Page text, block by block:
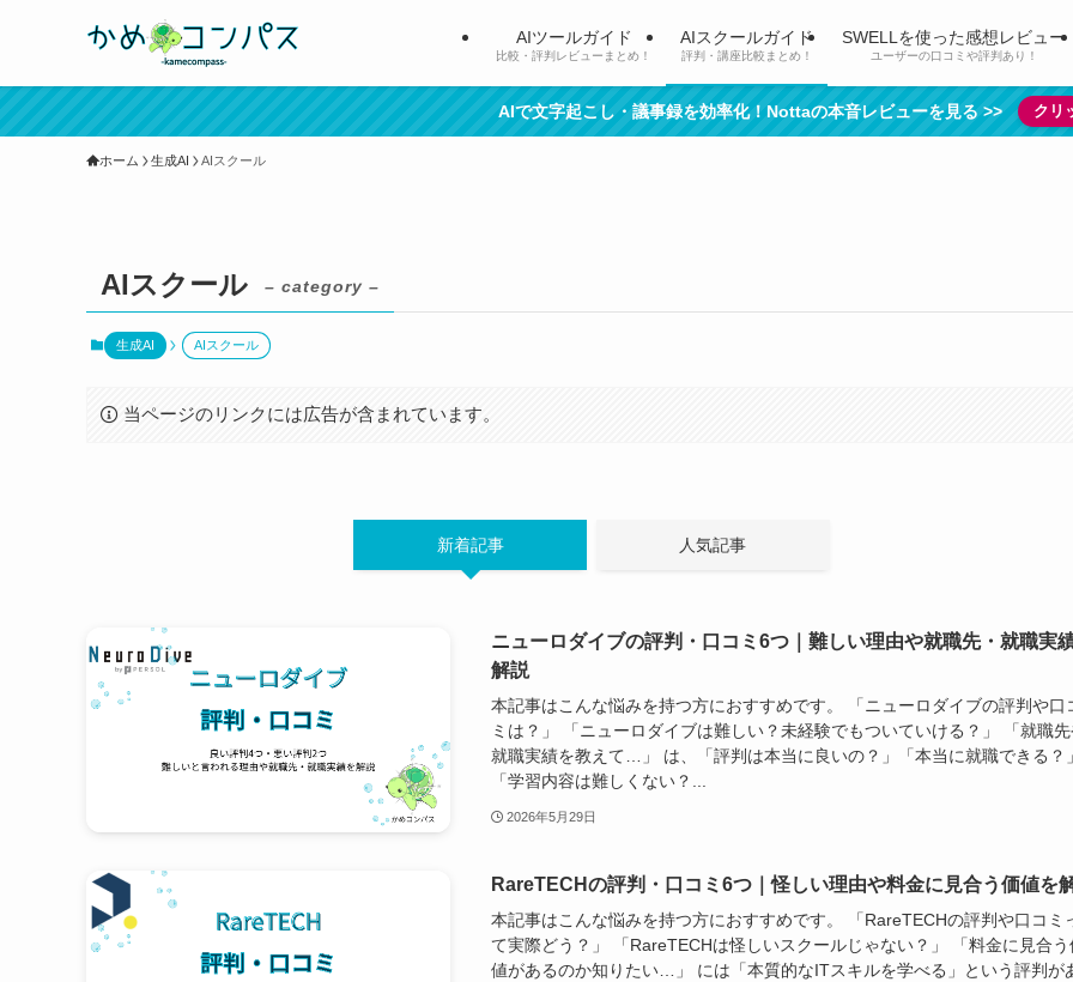
AIツールガイド
比較・評判レビューまとめ！
AIスクールガイド
評判・講座比較まとめ！
SWELLを使った感想レビュー
ユーザーの口コミや評判あり！
AIで文字起こし・議事録を効率化！Nottaの本音レビューを見る >> クリ
ホーム 生成AI AIスクール
AIスクール – category –
生成AI AIスクール
当ページのリンクには広告が含まれています。
新着記事 人気記事
ニューロダイブの評判・口コミ6つ｜難しい理由や就職先・就職実
解説
本記事はこんな悩みを持つ方におすすめです。 「ニューロダイブの評判や口
ミは？」 「ニューロダイブは難しい？未経験でもついていける？」 「就職
就職実績を教えて…」 は、「評判は本当に良いの？」「本当に就職できる？」
「学習内容は難しくない？...
2026年5月29日
RareTECHの評判・口コミ6つ｜怪しい理由や料金に見合う価値を
本記事はこんな悩みを持つ方におすすめです。 「RareTECHの評判や口コミ
て実際どう？」 「RareTECHは怪しいスクールじゃない？」 「料金に見合う
値があるのか知りたい…」 には「本質的なITスキルを学べる」という評判が